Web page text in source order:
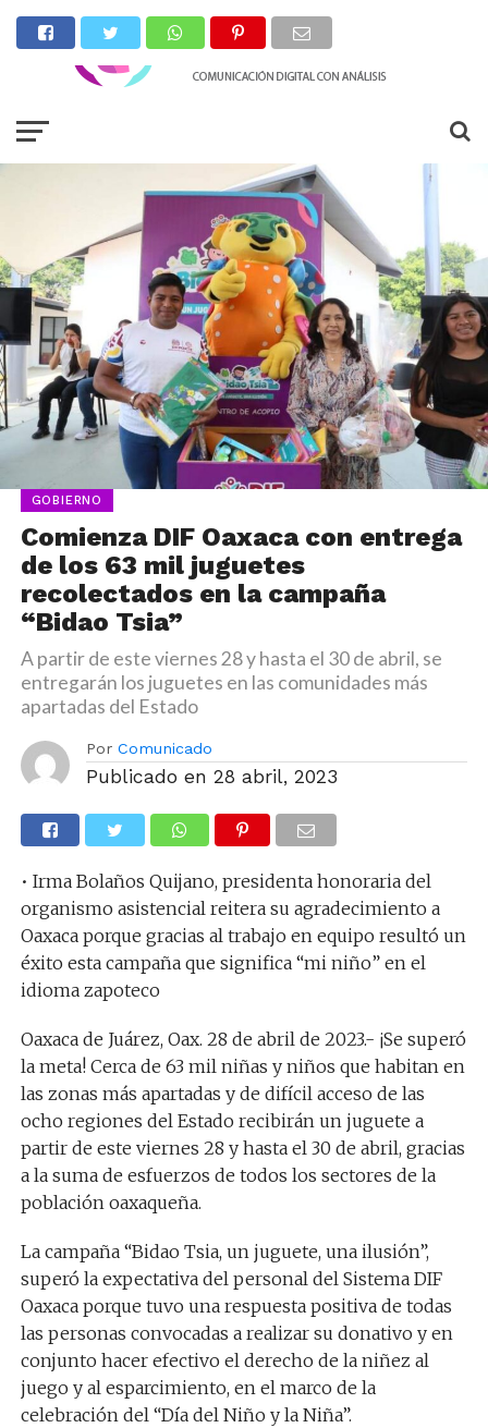
GOBIERNO
Comienza DIF Oaxaca con entrega
de los 63 mil juguetes
recolectados en la campaña
“Bidao Tsia”
A partir de este viernes 28 y hasta el 30 de abril, se
entregarán los juguetes en las comunidades más
apartadas del Estado
Por Comunicado
Publicado en 28 abril, 2023
• Irma Bolaños Quijano, presidenta honoraria del
organismo asistencial reitera su agradecimiento a
Oaxaca porque gracias al trabajo en equipo resultó un
éxito esta campaña que significa “mi niño” en el
idioma zapoteco
Oaxaca de Juárez, Oax. 28 de abril de 2023.- ¡Se superó
la meta! Cerca de 63 mil niñas y niños que habitan en
las zonas más apartadas y de difícil acceso de las
ocho regiones del Estado recibirán un juguete a
partir de este viernes 28 y hasta el 30 de abril, gracias
a la suma de esfuerzos de todos los sectores de la
población oaxaqueña.
La campaña “Bidao Tsia, un juguete, una ilusión”,
superó la expectativa del personal del Sistema DIF
Oaxaca porque tuvo una respuesta positiva de todas
las personas convocadas a realizar su donativo y en
conjunto hacer efectivo el derecho de la niñez al
juego y al esparcimiento, en el marco de la
celebración del “Día del Niño y la Niña”.